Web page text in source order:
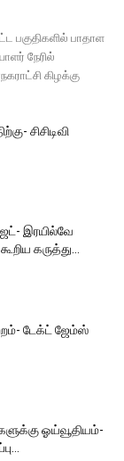
பகுதிகளில் பாதாள
நேரில்
கிழக்கு
சிசிடிவி
இரயில்வே
கருத்து…
டேக்ட் ஜேம்ஸ்
ஓய்வூதியம்-